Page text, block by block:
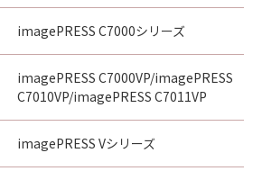
imagePRESS C7000シリーズ
imagePRESS C7000VP/imagePRESS
C7010VP/imagePRESS C7011VP
imagePRESS Vシリーズ